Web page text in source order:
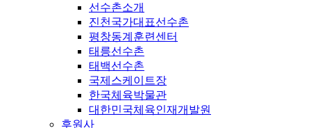
선수촌소개
진천국가대표선수촌
평창동계훈련센터
태릉선수촌
태백선수촌
국제스케이트장
한국체육박물관
대한민국체육인재개발원
후원사